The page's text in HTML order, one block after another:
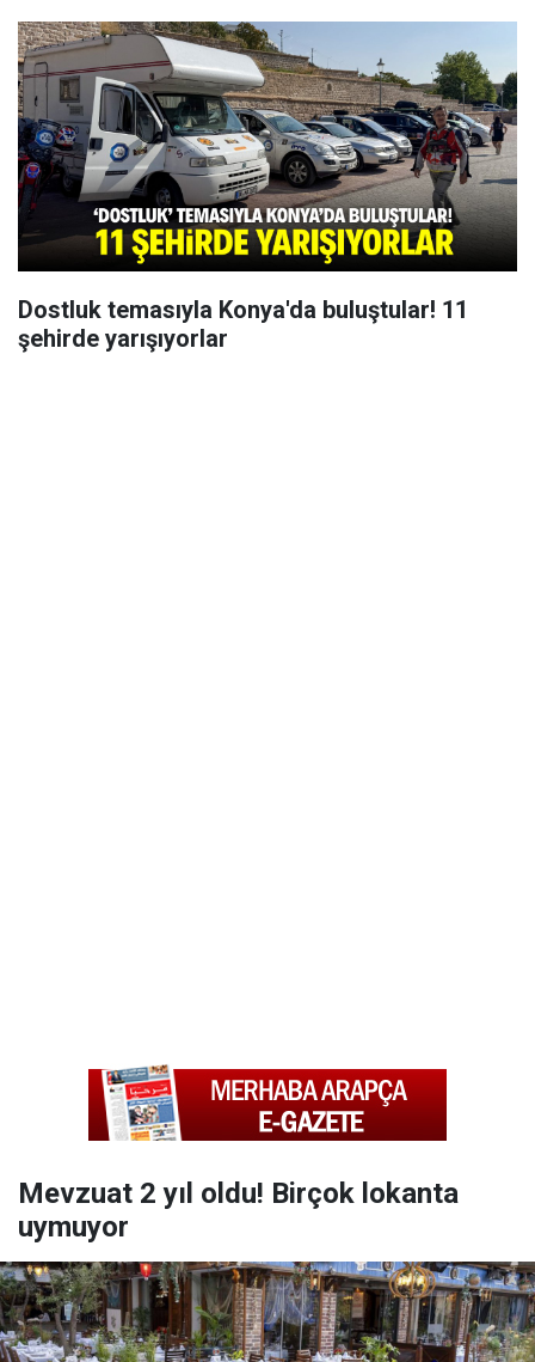
Dostluk temasıyla Konya'da buluştular! 11
şehirde yarışıyorlar
Mevzuat 2 yıl oldu! Birçok lokanta
uymuyor